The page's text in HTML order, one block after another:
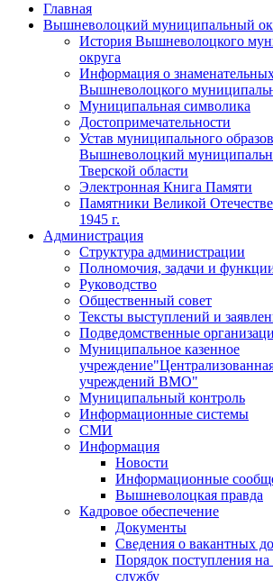
Главная
Вышневолоцкий муниципальный
История Вышневолоцкого
округа
Информация о
Вышневолоцкого
Муниципальная символика
Достопримечательности
Устав муниципального
Вышневолоцкий
Тверской области
Электронная Книга Памяти
Памятники Великой
1945 г.
Администрация
Структура администрации
Полномочия, задачи и
Руководство
Общественный совет
Тексты выступлений и
Подведомственные
Муниципальное казенное
учреждений ВМО"
Муниципальный контроль
Информационные системы
СМИ
Информация
Новости
Информационные
Вышневолоцкая правда
Кадровое обеспечение
Документы
Сведения о вакантных
Порядок поступления
службу